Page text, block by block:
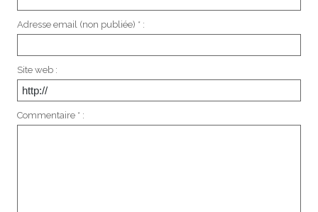
Adresse email (non publiée) * :
Site web :
Commentaire * :